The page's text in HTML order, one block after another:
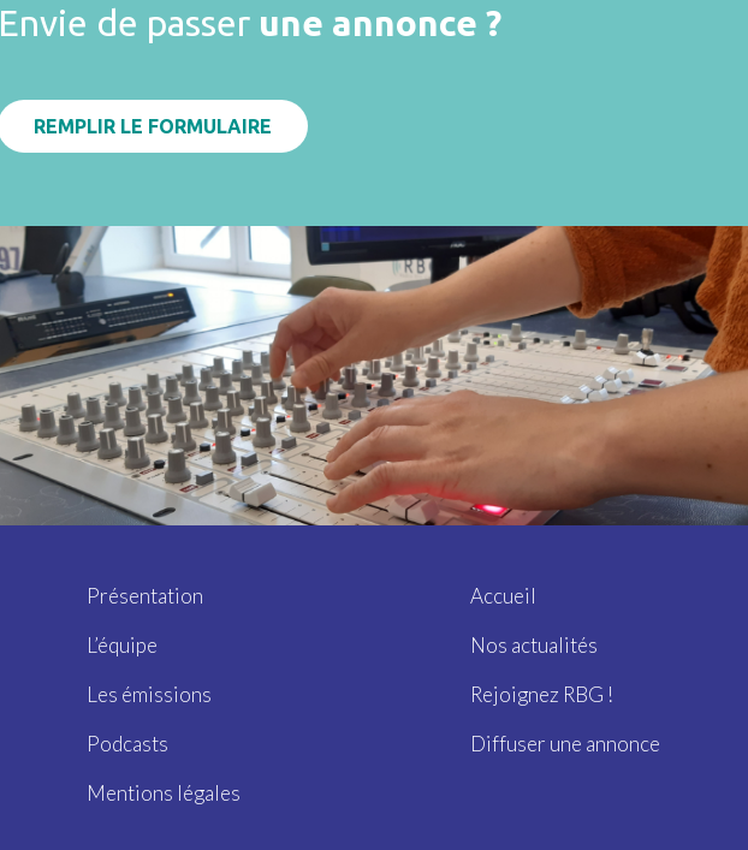
Envie de passer une annonce ?
REMPLIR LE FORMULAIRE
Présentation
L’équipe
Les émissions
Podcasts
Mentions légales
Accueil
Nos actualités
Rejoignez RBG !
Diffuser une annonce